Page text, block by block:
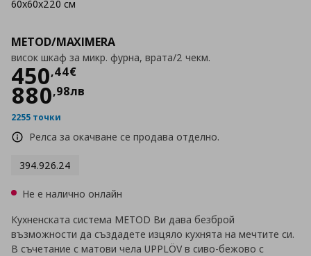
METOD/MAXIMERA
висок шкаф за микр. фурна, врата/2 чекм.
450,44€
Цена450,44 €
880,98лв
2255 точки
Релса за окачване се продава отделно.
394.926.24
60x60x220 см
Не е налично онлайн
Кухненската система METOD Ви дава безброй
възможности да създадете изцяло кухнята на мечтите си.
В съчетание с матови чела UPPLÖV в сиво-бежово с